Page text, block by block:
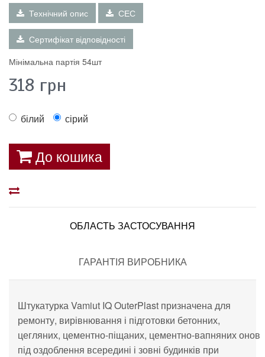
Технічний опис СЕС
Сертифікат відповідності
Мінімальна партія 54шт
318 грн
білий сірий
До кошика
ОБЛАСТЬ ЗАСТОСУВАННЯ
ГАРАНТІЯ ВИРОБНИКА
Штукатурка Vamiut IQOuterPlast призначена для
ремонту, вирівнювання і підготовки бетонних,
цегляних, цементно-піщаних, цементно-вапнянихонов
під оздоблення всередині і зовні будинків при